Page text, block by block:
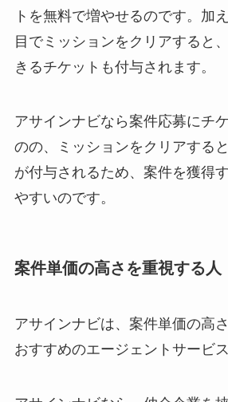
トを無料で増やせるのです。加
目でミッションをクリアすると
きるチケットも付与されます。
アサインナビなら案件応募にチ
のの、ミッションをクリアする
が付与されるため、案件を獲得
やすいのです。
案件単価の高さを重視する人
アサインナビは、案件単価の高
おすすめのエージェントサービス